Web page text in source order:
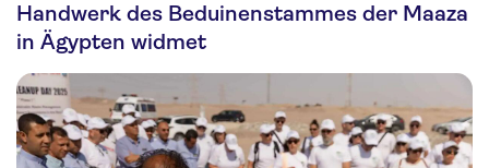
Handwerk des Beduinenstammes der Maaza
in Ägypten widmet